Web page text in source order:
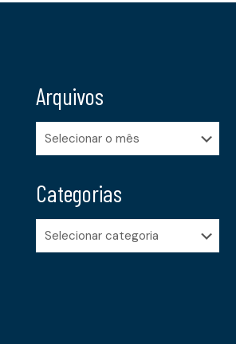
Arquivos
Arquivos
Categorias
Categorias